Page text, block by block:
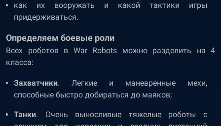
как их вооружать и какой тактики игры
придерживаться.
Определяем боевые роли
Всех роботов в War Robots можно разделить на 4
класса:
Захватчики. Легкие и маневренные мехи,
способные быстро добираться до маяков;
Танки. Очень выносливые тяжелые роботы с